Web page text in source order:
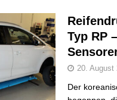
Typ RP
20. August
Der